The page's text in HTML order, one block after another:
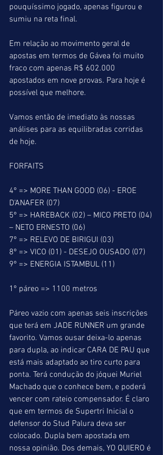
pouquíssimo jogado, apenas figurou e
sumiu na reta final.
Em relação ao movimento geral de
apostas em termos de Gávea foi muito
fraco com apenas R$ 602.000
apostados em nove provas. Para hoje é
possível que melhore.
Vamos então de imediato às nossas
análises para as equilibradas corridas
de hoje.
FORFAITS
4º => MORE THAN GOOD (06) - EROE
D'ANAFER (07)
5º => HAREBACK (02) – MICO PRETO (04)
– NETO ERNESTO (06)
7º => RELEVO DE BIRIGUI (03)
8º => VICO (01) - DESEJO OUSADO (07)
9º => ENERGIA ISTAMBUL (11)
1º páreo => 1100 metros
Páreo vazio com apenas seis inscrições
que terá em JADE RUNNER um grande
favorito. Vamos ousar deixa-lo apenas
para dupla, ao indicar CARA DE PAU que
está mais adaptado ao tiro curto para
ponta. Terá condução do jóquei Muriel
Machado que o conhece bem, e poderá
vencer com rateio compensador. É claro
que em termos de Supertri Inicial o
defensor do Stud Palura deva ser
colocado. Dupla bem apostada em
nossa opinião. Dos demais, YO QUIERO é